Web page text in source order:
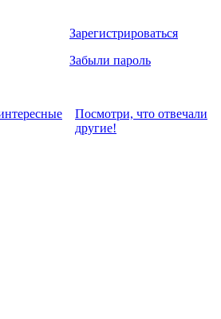
Зарегистрироваться
Забыли пароль
Посмотри, что отвeчали
другие!